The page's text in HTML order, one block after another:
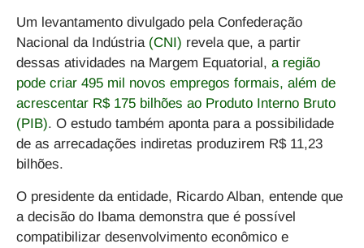
Um levantamento divulgado pela Confederação
Nacional da Indústria (CNI) revela que, a partir
dessas atividades na Margem Equatorial, a região
pode criar 495 mil novos empregos formais, além de
acrescentar R$ 175 bilhões ao Produto Interno Bruto
(PIB). O estudo também aponta para a possibilidade
de as arrecadações indiretas produzirem R$ 11,23
bilhões.
O presidente da entidade, Ricardo Alban, entende que
a decisão do Ibama demonstra que é possível
compatibilizar desenvolvimento econômico e